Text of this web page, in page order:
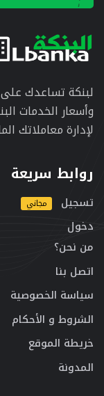
لبنكة تساعدك على
وأسعار الخدمات
لإدارة معاملاتك
روابط سريعة
تسجيل مجاني
دخول
من نحن؟
اتصل بنا
سياسة الخصوصية
الشروط و الأحكام
خريطة الموقع
المدونة